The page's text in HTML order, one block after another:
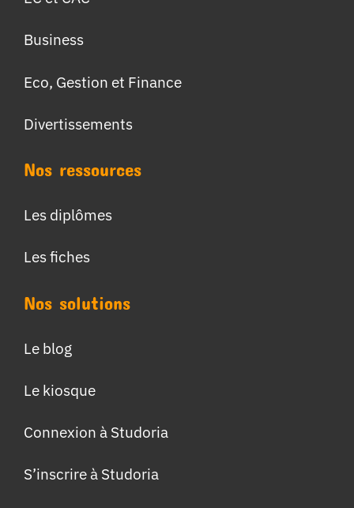
Business
Eco, Gestion et Finance
Divertissements
Nos ressources
Les diplômes
Les fiches
Nos solutions
Le blog
Le kiosque
Connexion à Studoria
S’inscrire à Studoria